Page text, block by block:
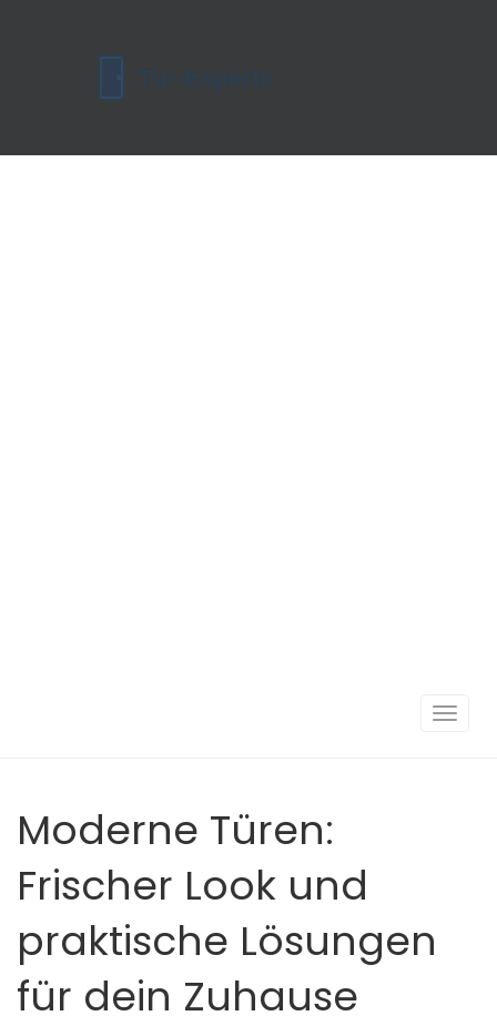
Moderne Türen:
Frischer Look und
praktische Lösungen
für dein Zuhause